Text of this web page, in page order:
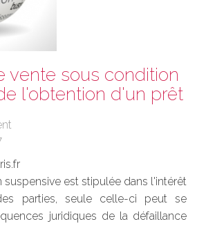
vente sous condition
l'obtention d'un prêt
suspensive est stipulée dans l'intérêt
parties, seule celle-ci peut se
juridiques de la défaillance